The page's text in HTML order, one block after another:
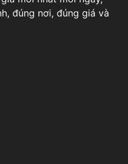
đúng nơi, đúng giá và